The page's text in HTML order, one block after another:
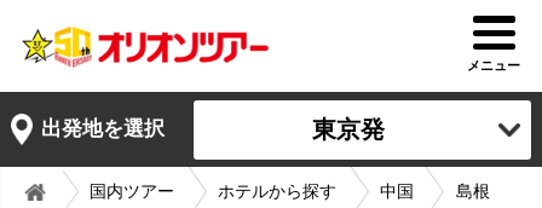
メニュー
出発地を選択 東京発
国内ツアー ホテルから探す 中国 島根